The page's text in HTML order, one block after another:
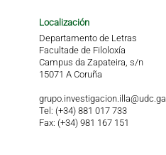
Localización
Departamento de Letras
Facultade de Filoloxía
Campus da Zapateira, s/n
15071 A Coruña
grupo.investigacion.illa@udc.gal
Tel: (+34) 881 017 733
Fax: (+34) 981 167 151